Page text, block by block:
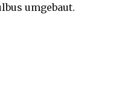
umgebaut.